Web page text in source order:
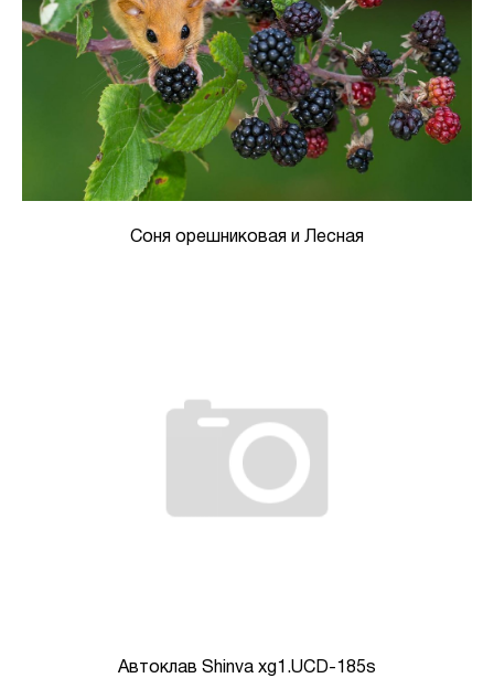
Соня орешниковая и Лесная
Автоклав Shinva xg1.UCD-185s